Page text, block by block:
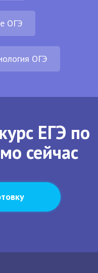
ОГЭ
ОГЭ
ЕГЭ по
сейчас